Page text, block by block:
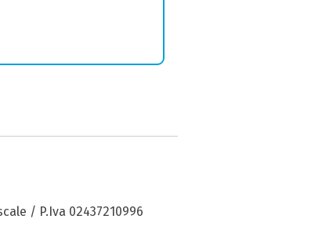
/ P.Iva 02437210996